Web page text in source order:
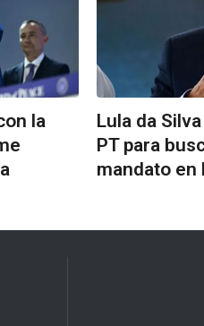
la
Lula da
PT para
mandato en